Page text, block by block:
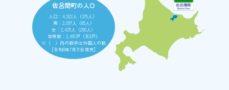
佐呂間町の人口
人口：4,522人（375人）
男：2,097人（85人）
女：2,425人（290人）
世帯数：2,481戸（363戸）
※（ ）内の数字は外国人の数
［令和8年7月31日現在］